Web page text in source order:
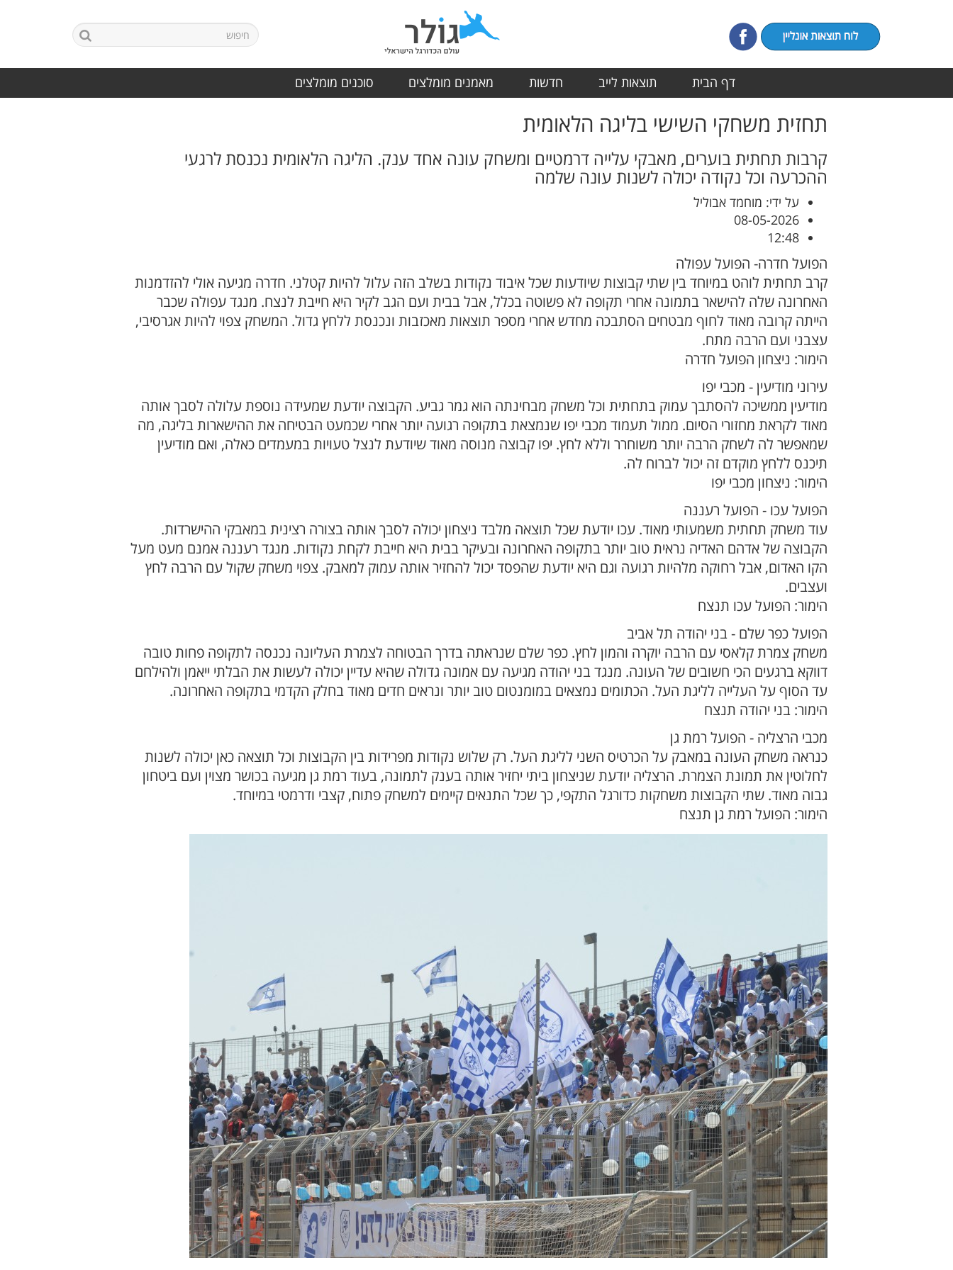
דף הבית תוצאות לייב חדשות מאמנים מומלצים סוכנים מומלצים
תחזית משחקי השישי בליגה הלאומית
קרבות תחתית בוערים, מאבקי עלייה דרמטיים ומשחק עונה אחד ענק. הליגה הלאומית נכנסת לרגעי
ההכרעה וכל נקודה יכולה לשנות עונה שלמה
על ידי: מוחמד אבוליל
08-05-2026
12:48
הפועל חדרה- הפועל עפולה
קרב תחתית לוהט במיוחד בין שתי קבוצות שיודעות שכל איבוד נקודות בשלב הזה עלול להיות קטלני. חדרה מגיעה אולי להזדמנות
האחרונה שלה להישאר בתמונה אחרי תקופה לא פשוטה בכלל, אבל בבית ועם הגב לקיר היא חייבת לנצח. מנגד עפולה שכבר
הייתה קרובה מאוד לחוף מבטחים הסתבכה מחדש אחרי מספר תוצאות מאכזבות ונכנסת ללחץ גדול. המשחק צפוי להיות אגרסיבי,
עצבני ועם הרבה מתח.
הימור: ניצחון הפועל חדרה
עירוני מודיעין - מכבי יפו
מודיעין ממשיכה להסתבך עמוק בתחתית וכל משחק מבחינתה הוא גמר גביע. הקבוצה יודעת שמעידה נוספת עלולה לסבך אותה
מאוד לקראת מחזורי הסיום. ממול תעמוד מכבי יפו שנמצאת בתקופה רגועה יותר אחרי שכמעט הבטיחה את ההישארות בליגה, מה
שמאפשר לה לשחק הרבה יותר משוחרר וללא לחץ. יפו קבוצה מנוסה מאוד שיודעת לנצל טעויות במעמדים כאלה, ואם מודיעין
תיכנס ללחץ מוקדם זה יכול לברוח לה.
הימור: ניצחון מכבי יפו
הפועל עכו - הפועל רעננה
עוד משחק תחתית משמעותי מאוד. עכו יודעת שכל תוצאה מלבד ניצחון יכולה לסבך אותה בצורה רצינית במאבקי ההישרדות.
הקבוצה של אדהם האדיה נראית טוב יותר בתקופה האחרונה ובעיקר בבית היא חייבת לקחת נקודות. מנגד רעננה אמנם מעט מעל
הקו האדום, אבל רחוקה מלהיות רגועה וגם היא יודעת שהפסד יכול להחזיר אותה עמוק למאבק. צפוי משחק שקול עם הרבה לחץ
ועצבים.
הימור: הפועל עכו תנצח
הפועל כפר שלם - בני יהודה תל אביב
משחק צמרת קלאסי עם הרבה יוקרה והמון לחץ. כפר שלם שנראתה בדרך הבטוחה לצמרת העליונה נכנסה לתקופה פחות טובה
דווקא ברגעים הכי חשובים של העונה. מנגד בני יהודה מגיעה עם אמונה גדולה שהיא עדיין יכולה לעשות את הבלתי ייאמן ולהילחם
עד הסוף על העלייה לליגת העל. הכתומים נמצאים במומנטום טוב יותר ונראים חדים מאוד בחלק הקדמי בתקופה האחרונה.
הימור: בני יהודה תנצח
מכבי הרצליה - הפועל רמת גן
כנראה משחק העונה במאבק על הכרטיס השני לליגת העל. רק שלוש נקודות מפרידות בין הקבוצות וכל תוצאה כאן יכולה לשנות
לחלוטין את תמונת הצמרת. הרצליה יודעת שניצחון ביתי יחזיר אותה בענק לתמונה, בעוד רמת גן מגיעה בכושר מצוין ועם ביטחון
גבוה מאוד. שתי הקבוצות משחקות כדורגל התקפי, כך שכל התנאים קיימים למשחק פתוח, קצבי ודרמטי במיוחד.
הימור: הפועל רמת גן תנצח